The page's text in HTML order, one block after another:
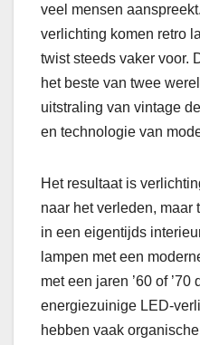
veel mensen
verlichting komen retro
twist steeds vaker voor.
het beste van twee
uitstraling van vintage
en technologie van
Het resultaat is
naar het verleden, maar
in een eigentijds
lampen met een
met een jaren ’60 of
energiezuinige LED-
hebben vaak